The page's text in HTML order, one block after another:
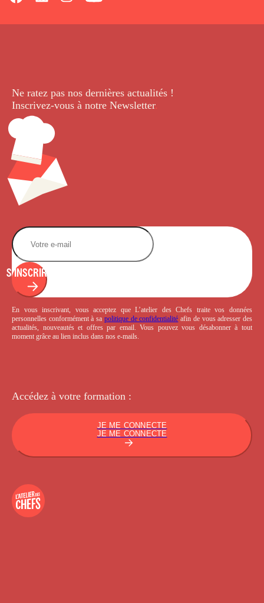
Ne ratez pas nos dernières actualités !
Inscrivez-vous à notre Newsletter.
S'INSCRIRE
En vous inscrivant, vous acceptez que L’atelier des Chefs traite vos données
personnelles conformément à sa politique de confidentialité afin de vous adresser des
actualités, nouveautés et offres par email. Vous pouvez vous désabonner à tout
moment grâce au lien inclus dans nos e-mails.
Accédez à votre formation :
JE ME CONNECTE
JE ME CONNECTE